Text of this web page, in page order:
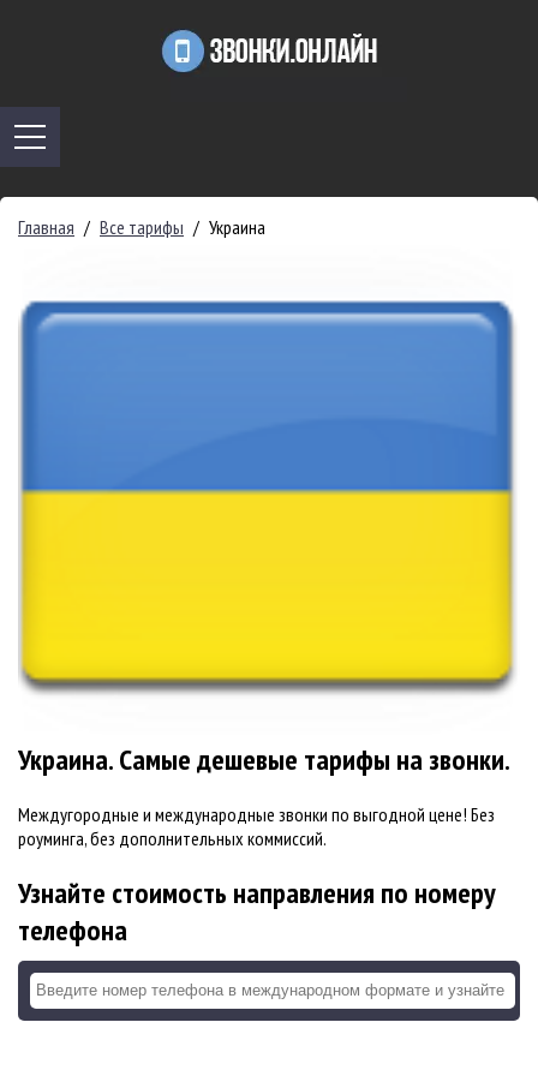
Главная / Все тарифы / Украина
Украина. Самые дешевые тарифы на звонки.
Междугородные и международные звонки по выгодной цене! Без
роуминга, без дополнительных коммиссий.
Узнайте стоимость направления по номеру
телефона